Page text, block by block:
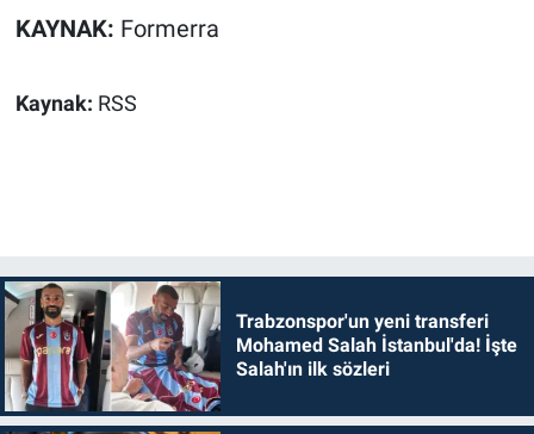
KAYNAK: Formerra
Kaynak: RSS
Trabzonspor'un yeni transferi
Mohamed Salah İstanbul'da! İşte
Salah'ın ilk sözleri